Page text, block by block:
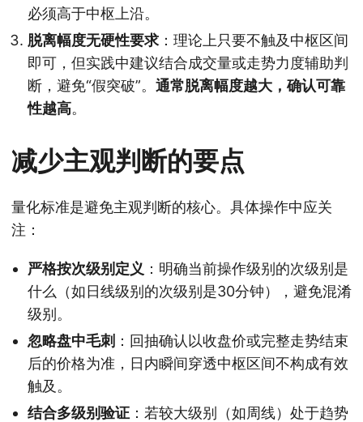
必须高于中枢上沿。
脱离幅度无硬性要求 ：理论上只要不触及中枢区间
即可，但实践中建议结合成交量或走势力度辅助判
断，避免“假突破”。 通常脱离幅度越大，确认可靠
性越高。
减少主观判断的要点
量化标准是避免主观判断的核心。具体操作中应关
注：
严格按次级别定义 ：明确当前操作级别的次级别是
什么（如日线级别的次级别是30分钟），避免混淆
级别。
忽略盘中毛刺 ：回抽确认以收盘价或完整走势结束
后的价格为准，日内瞬间穿透中枢区间不构成有效
触及。
结合多级别验证 ：若较大级别（如周线）处于趋势